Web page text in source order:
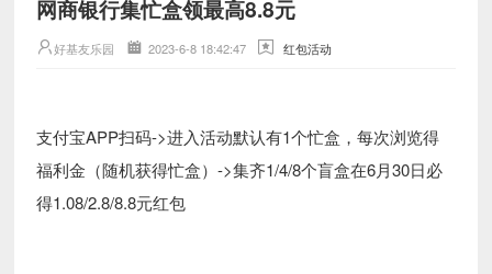
网商银行集忙盒领最高8.8元
好基友乐园 2023-6-8 18:42:47 红包活动
支付宝APP扫码->进入活动默认有1个忙盒，每次浏览得
福利金（随机获得忙盒）->集齐1/4/8个盲盒在6月30日必
得1.08/2.8/8.8元红包